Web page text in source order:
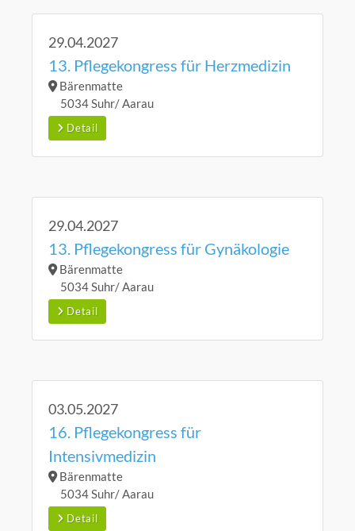
29.04.2027
13. Pflegekongress für Herzmedizin
Bärenmatte
5034 Suhr/ Aarau
Detail
29.04.2027
13. Pflegekongress für Gynäkologie
Bärenmatte
5034 Suhr/ Aarau
Detail
03.05.2027
16. Pflegekongress für
Intensivmedizin
Bärenmatte
5034 Suhr/ Aarau
Detail